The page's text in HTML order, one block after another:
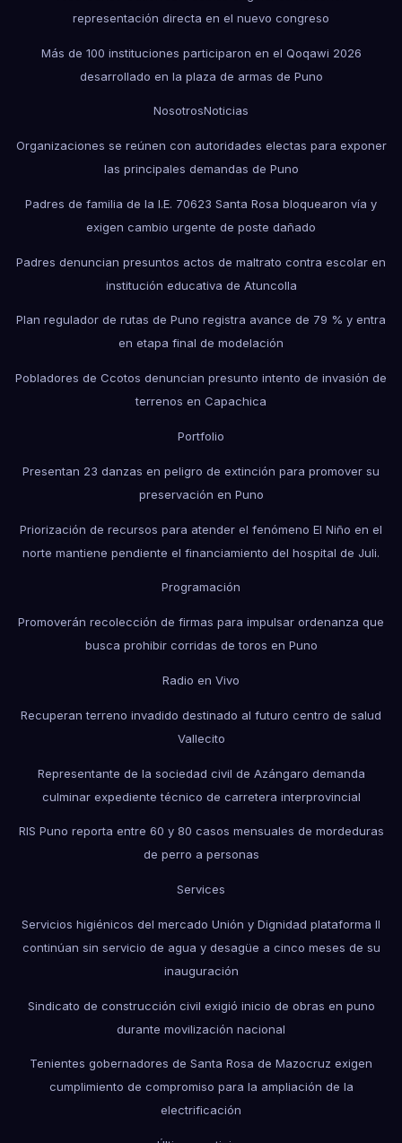
representación directa en el nuevo congreso
Más de 100 instituciones participaron en el Qoqawi 2026
desarrollado en la plaza de armas de Puno
NosotrosNoticias
Organizaciones se reúnen con autoridades electas para exponer
las principales demandas de Puno
Padres de familia de la I.E. 70623 Santa Rosa bloquearon vía y
exigen cambio urgente de poste dañado
Padres denuncian presuntos actos de maltrato contra escolar en
institución educativa de Atuncolla
Plan regulador de rutas de Puno registra avance de 79 % y entra
en etapa final de modelación
Pobladores de Ccotos denuncian presunto intento de invasión de
terrenos en Capachica
Portfolio
Presentan 23 danzas en peligro de extinción para promover su
preservación en Puno
Priorización de recursos para atender el fenómeno El Niño en el
norte mantiene pendiente el financiamiento del hospital de Juli.
Programación
Promoverán recolección de firmas para impulsar ordenanza que
busca prohibir corridas de toros en Puno
Radio en Vivo
Recuperan terreno invadido destinado al futuro centro de salud
Vallecito
Representante de la sociedad civil de Azángaro demanda
culminar expediente técnico de carretera interprovincial
RIS Puno reporta entre 60 y 80 casos mensuales de mordeduras
de perro a personas
Services
Servicios higiénicos del mercado Unión y Dignidad plataforma II
continúan sin servicio de agua y desagüe a cinco meses de su
inauguración
Sindicato de construcción civil exigió inicio de obras en puno
durante movilización nacional
Tenientes gobernadores de Santa Rosa de Mazocruz exigen
cumplimiento de compromiso para la ampliación de la
electrificación